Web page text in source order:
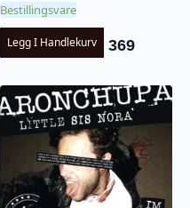
Bestillingsvare
Legg I Handlekurv 369